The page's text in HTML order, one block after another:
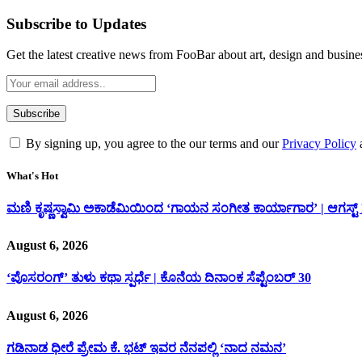
Subscribe to Updates
Get the latest creative news from FooBar about art, design and
By signing up, you agree to the our terms and ourPrivacy Policy
What's Hot
ಮಣಿ ಕೃಷ್ಣಸ್ವಾಮಿ ಅಕಾಡೆಮಿಯಿಂದ ‘ಗಾಯನ ಸಂಗೀತ ಕಾರ್ಯಾಗಾರ’ | ಆಗಸ್ಟ್
August 6, 2026
‘ಪೊಸರಂಗ್’ ತುಳು ಕಥಾ ಸ್ಪರ್ಧೆ | ಕೊನೆಯ ದಿನಾಂಕ ಸೆಪ್ಟೆಂಬರ್ 30
August 6, 2026
ಗಡಿನಾಡ ಧೀರೆ ಪ್ರೇಮ ಕೆ. ಭಟ್ ಇವರ ನೆನಪಲ್ಲಿ ‘ನಾದ ನಮನ’